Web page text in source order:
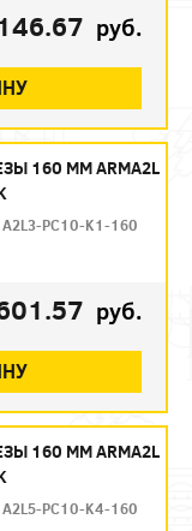
руб.
160 ММ ARMA2L
A2L3-PC10-K1-160
руб.
160 ММ ARMA2L
A2L5-PC10-K4-160